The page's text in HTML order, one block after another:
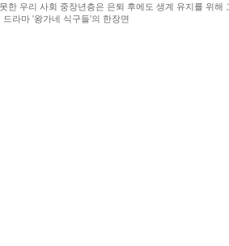
한 우리 사회 중장년층은 은퇴 후에도 생계 유지를 위해
라마 '왕가네 식구들'의 한장면